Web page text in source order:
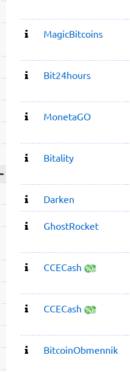
MagicBitcoins
Bit24hours
MonetaGO
Bitality
Darken
GhostRocket
CCECash
CCECash
BitcoinObmennik